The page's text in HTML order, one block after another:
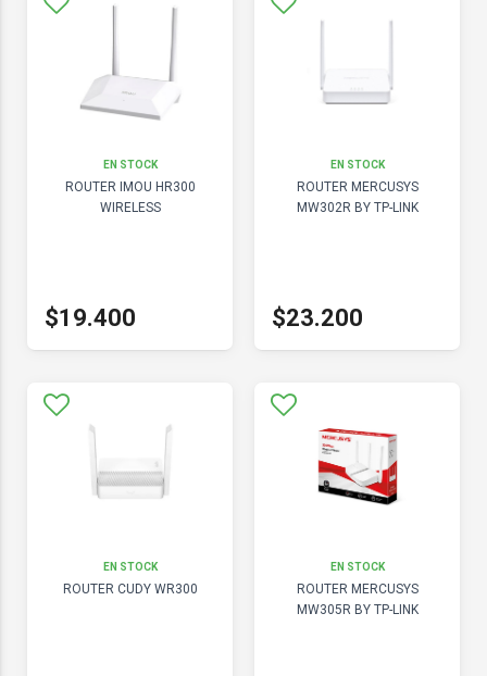
EN STOCK
ROUTER IMOU HR300
WIRELESS
$19.400
EN STOCK
ROUTER MERCUSYS
MW302R BY TP-LINK
$23.200
EN STOCK
ROUTER CUDY WR300
EN STOCK
ROUTER MERCUSYS
MW305R BY TP-LINK